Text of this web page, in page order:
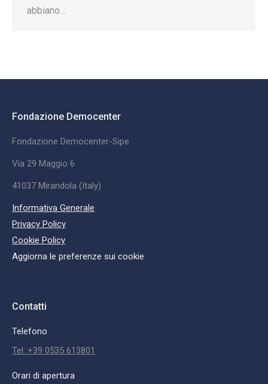
abbiano…
Fondazione Democenter
Fondazione Democenter-Sipe
Via 29 Maggio 6
41037 Mirandola (Italy)
Informativa Generale
Privacy Policy
Cookie Policy
Aggiorna le preferenze sui cookie
Contatti
Telefono
Tel: +39 0535 613801
Orari di apertura